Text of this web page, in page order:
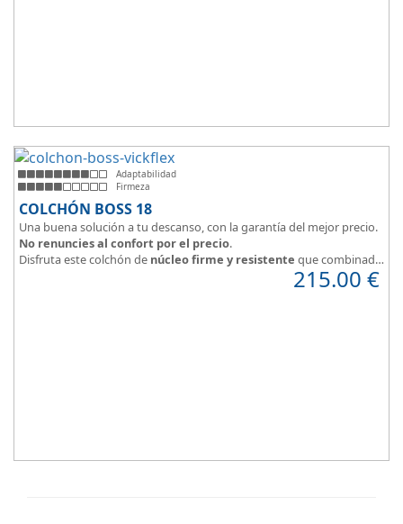
Adaptabilidad
Firmeza
COLCHÓN BOSS 18
Una buena solución a tu descanso, con la garantía del mejor precio.
No renuncies al confort por el precio.
Disfruta este colchón de núcleo firme y resistente que combinado
con el material viscoelástico ViscoPlume en ambas caras y algodón
en cara de verano, consigue un descanso reparador y máximo
215.00 €